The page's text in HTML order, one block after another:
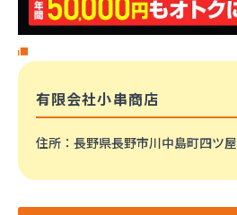
有限会社小串商店
住所 ：長野県長野市川中島町四ツ